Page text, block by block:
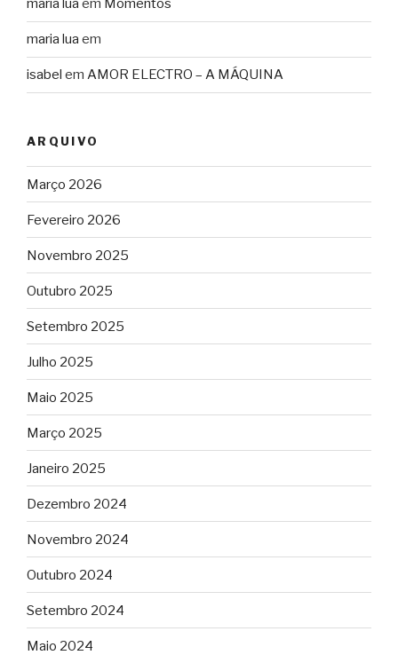
maria lua em Momentos
maria lua em
isabel em AMOR ELECTRO – A MÁQUINA
ARQUIVO
Março 2026
Fevereiro 2026
Novembro 2025
Outubro 2025
Setembro 2025
Julho 2025
Maio 2025
Março 2025
Janeiro 2025
Dezembro 2024
Novembro 2024
Outubro 2024
Setembro 2024
Maio 2024